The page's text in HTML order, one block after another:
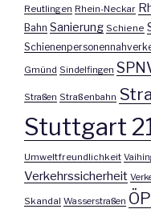
Reutlingen Rhein-Neckar
Bahn Sanierung Schiene
Gmünd Sindelfingen
Straßen Straßenbahn
Stuttgart
Umweltfreundlichkeit
Verkehrssicherheit
Skandal Wasserstraßen